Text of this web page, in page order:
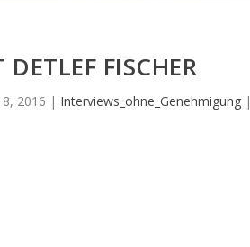
FISCHER
8, 2016 | Interviews_ohne_Genehmigung|